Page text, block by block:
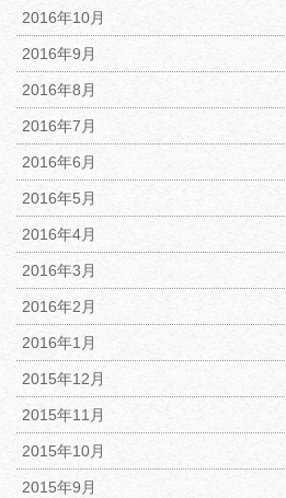
2016年10月
2016年9月
2016年8月
2016年7月
2016年6月
2016年5月
2016年4月
2016年3月
2016年2月
2016年1月
2015年12月
2015年11月
2015年10月
2015年9月